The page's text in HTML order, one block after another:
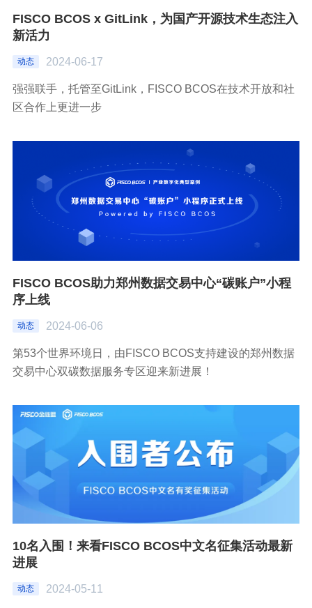
FISCO BCOS x GitLink，为国产开源技术生态注入
新活力
动态 2024-06-17
强强联手，托管至GitLink，FISCO BCOS在技术开放和社
区合作上更进一步
FISCO BCOS助力郑州数据交易中心“碳账户”小程
序上线
动态 2024-06-06
第53个世界环境日，由FISCO BCOS支持建设的郑州数据
交易中心双碳数据服务专区迎来新进展！
10名入围！来看FISCO BCOS中文名征集活动最新
进展
动态 2024-05-11